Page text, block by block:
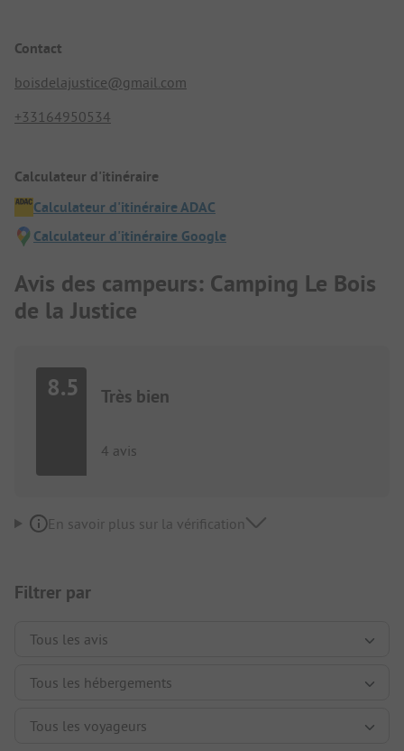
Contact
boisdelajustice@gmail.com
+33164950534
Calculateur d'itinéraire
Calculateur d'itinéraire ADAC
Calculateur d'itinéraire Google
Avis des campeurs: Camping Le Bois
de la Justice
8.5 Très bien
4 avis
En savoir plus sur la vérification
Filtrer par